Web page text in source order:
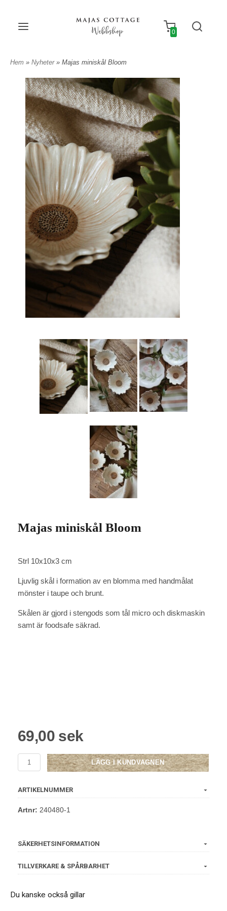
Webbshop 0
Hem » Nyheter » Majas miniskål Bloom
Majas miniskål Bloom
Strl 10x10x3 cm
Ljuvlig skål i formation av en blomma med handmålat
mönster i taupe och brunt.
Skålen är gjord i stengods som tål micro och diskmaskin
samt är foodsafe säkrad.
69,00 sek
LÄGG I KUNDVAGNEN
ARTIKELNUMMER
Artnr: 240480-1
SÄKERHETSINFORMATION
TILLVERKARE & SPÅRBARHET
Du kanske också gillar